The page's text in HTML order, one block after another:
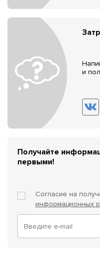
и
Получайте
первыми!
Согласие на
информационных